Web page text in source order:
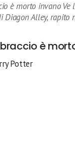
è morto invano Ve
Alley, rapito
è